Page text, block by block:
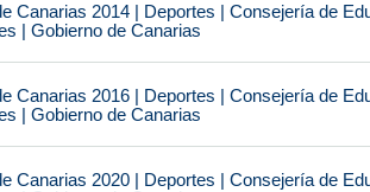
Canarias 2014 | Deportes | Consejería de
| Gobierno de Canarias
Canarias 2016 | Deportes | Consejería de
| Gobierno de Canarias
Canarias 2020 | Deportes | Consejería de